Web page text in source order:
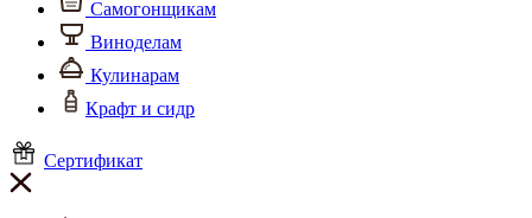
Самогонщикам
Виноделам
Кулинарам
Крафт и сидр
Сертификат